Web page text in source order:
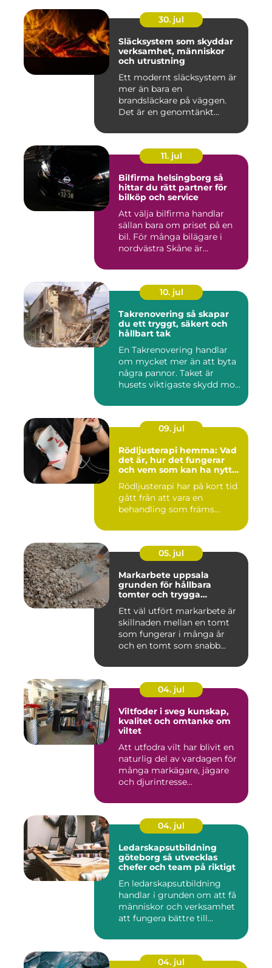
30. jul
Släcksystem som skyddar
verksamhet, människor
och utrustning
Ett modernt släcksystem är
mer än bara en
brandsläckare på väggen.
Det är en genomtänkt
11. jul
Bilfirma helsingborg så
hittar du rätt partner för
bilköp och service
Att välja bilfirma handlar
sällan bara om priset på en
bil. För många bilägare i
nordvästra Skåne är...
10. jul
Takrenovering så skapar
du ett tryggt, säkert och
hållbart tak
En Takrenovering handlar
om mycket mer än att byta
några pannor. Taket är
husets viktigaste skydd mo...
09. jul
Rödljusterapi hemma: Vad
det är, hur det fungerar
och vem som kan ha nytta
Rödljusterapi har på kort tid
gått från att vara en
behandling som främs...
05. jul
Markarbete uppsala
grunden för hållbara
tomter och trygga
Ett väl utfört markarbete är
skillnaden mellan en tomt
som fungerar i många år
och en tomt som snabb...
04. jul
Viltfoder i sveg kunskap,
kvalitet och omtanke om
viltet
Att utfodra vilt har blivit en
naturlig del av vardagen för
många markägare, jägare
och djurintresse...
04. jul
Ledarskapsutbildning
göteborg så utvecklas
chefer och team på riktigt
En ledarskapsutbildning
handlar i grunden om att få
människor och verksamhet
att fungera bättre till...
04. jul